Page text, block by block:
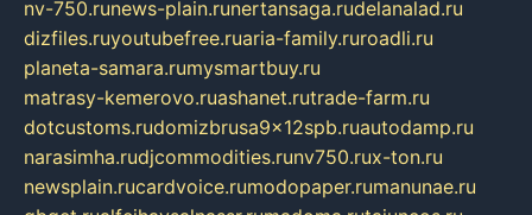
nv-750.runews-plain.runertansaga.rudelanalad.ru
dizfiles.ruyoutubefree.ruaria-family.ruroadli.ru
planeta-samara.rumysmartbuy.ru
matrasy-kemerovo.ruashanet.rutrade-farm.ru
dotcustoms.rudomizbrusa9x12spb.ruautodamp.ru
narasimha.rudjcommodities.runv750.rux-ton.ru
newsplain.rucardvoice.rumodopaper.rumanunae.ru